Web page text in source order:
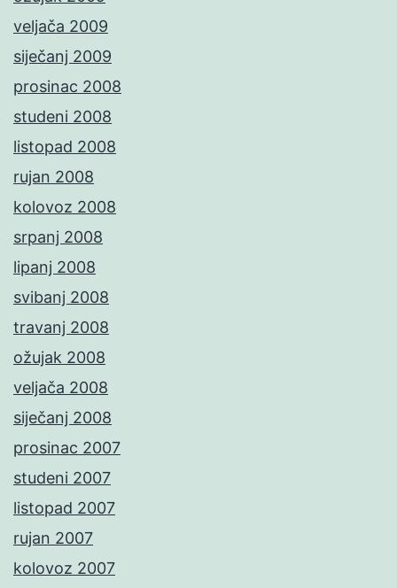
veljača 2009
siječanj 2009
prosinac 2008
studeni 2008
listopad 2008
rujan 2008
kolovoz 2008
srpanj 2008
lipanj 2008
svibanj 2008
travanj 2008
ožujak 2008
veljača 2008
siječanj 2008
prosinac 2007
studeni 2007
listopad 2007
rujan 2007
kolovoz 2007